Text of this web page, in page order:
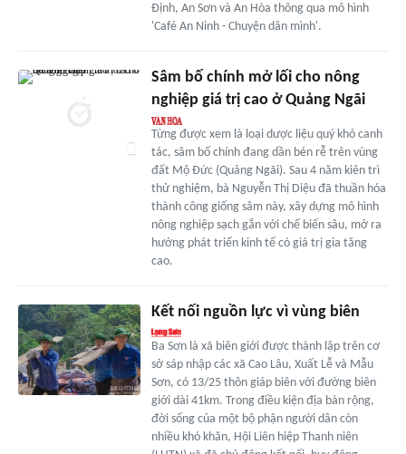
Định, An Sơn và An Hòa thông qua mô hình
'Café An Ninh - Chuyện dân mình'.
Sâm bố chính mở lối cho nông
nghiệp giá trị cao ở Quảng Ngãi
Từng được xem là loại dược liệu quý khó canh
tác, sâm bố chính đang dần bén rễ trên vùng
đất Mộ Đức (Quảng Ngãi). Sau 4 năm kiên trì
thử nghiệm, bà Nguyễn Thị Diệu đã thuần hóa
thành công giống sâm này, xây dựng mô hình
nông nghiệp sạch gắn với chế biến sâu, mở ra
hướng phát triển kinh tế có giá trị gia tăng
cao.
Kết nối nguồn lực vì vùng biên
Ba Sơn là xã biên giới được thành lập trên cơ
sở sáp nhập các xã Cao Lâu, Xuất Lễ và Mẫu
Sơn, có 13/25 thôn giáp biên với đường biên
giới dài 41km. Trong điều kiện địa bàn rộng,
đời sống của một bộ phận người dân còn
nhiều khó khăn, Hội Liên hiệp Thanh niên